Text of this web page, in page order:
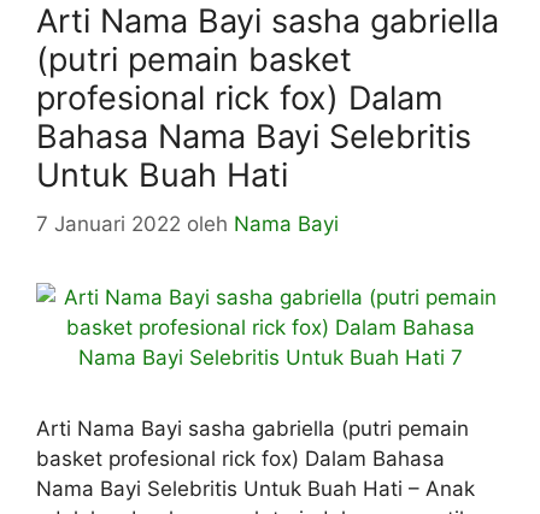
Arti Nama Bayi sasha gabriella
(putri pemain basket
profesional rick fox) Dalam
Bahasa Nama Bayi Selebritis
Untuk Buah Hati
7 Januari 2022 oleh Nama Bayi
Arti Nama Bayi sasha gabriella (putri pemain
basket profesional rick fox) Dalam Bahasa
Nama Bayi Selebritis Untuk Buah Hati – Anak